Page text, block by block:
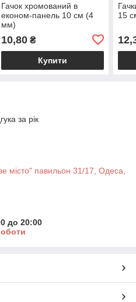
Гачок хромований в
економ-панель 10 см (4
мм)
10,80₴
Купити
15
за рік
місто" павильон 31/17, Одеса,
до 20:00